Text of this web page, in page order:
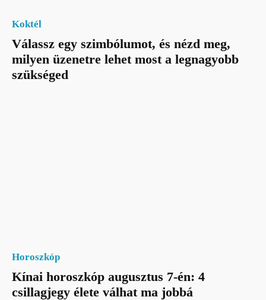
Koktél
Válassz egy szimbólumot, és nézd meg,
milyen üzenetre lehet most a legnagyobb
szükséged
Horoszkóp
Kínai horoszkóp augusztus 7-én: 4
csillagjegy élete válhat ma jobbá